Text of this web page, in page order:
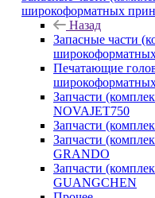
широкоформатных
Назад
Запасные части
Печатающие
Запчасти
NOVAJET750
Запчасти
Запчасти
GRANDO
Запчасти
GUANGCHEN